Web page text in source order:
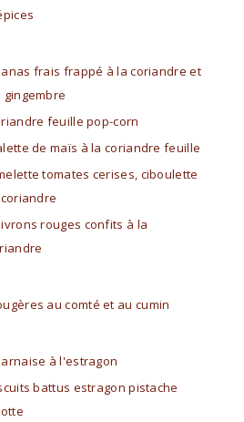
frais frappé à la coriandre et
gingembre
feuille pop-corn
de maïs à la coriandre feuille
tomates cerises, ciboulette
rouges confits à la
au comté et au cumin
à l'estragon
battus estragon pistache